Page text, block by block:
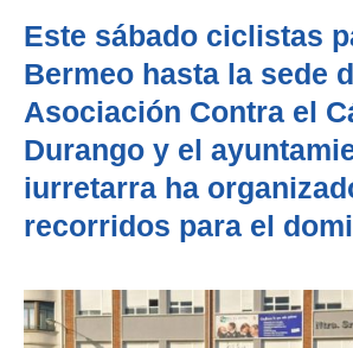
Este sábado ciclistas
Bermeo hasta la sede
Asociación Contra el
Durango y el
iurretarra ha
recorridos para el